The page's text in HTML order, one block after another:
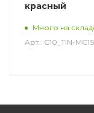
красный
Много на
Арт.: C10_TIN-